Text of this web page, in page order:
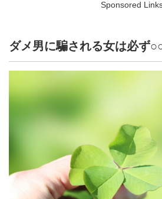
Sponsored
ダメ男に騙される女は必ず